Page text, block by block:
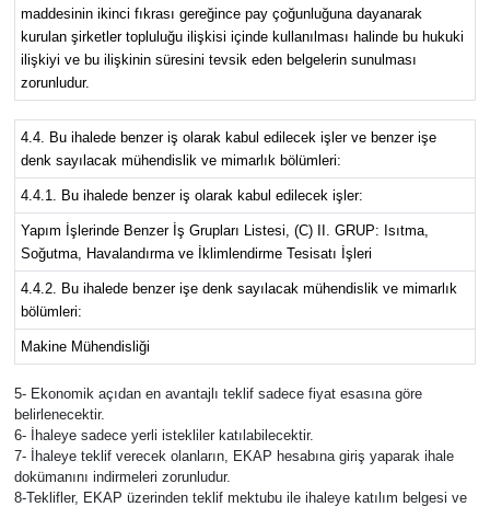
maddesinin ikinci fıkrası gereğince pay çoğunluğuna dayanarak
kurulan şirketler topluluğu ilişkisi içinde kullanılması halinde bu hukuki
ilişkiyi ve bu ilişkinin süresini tevsik eden belgelerin sunulması
zorunludur.
4.4. Bu ihalede benzer iş olarak kabul edilecek işler ve benzer işe
denk sayılacak mühendislik ve mimarlık bölümleri:
4.4.1. Bu ihalede benzer iş olarak kabul edilecek işler:
Yapım İşlerinde Benzer İş Grupları Listesi, (C) II. GRUP: Isıtma,
Soğutma, Havalandırma ve İklimlendirme Tesisatı İşleri
4.4.2. Bu ihalede benzer işe denk sayılacak mühendislik ve mimarlık
bölümleri:
Makine Mühendisliği
5- Ekonomik açıdan en avantajlı teklif sadece fiyat esasına göre
belirlenecektir.
6- İhaleye sadece yerli istekliler katılabilecektir.
7- İhaleye teklif verecek olanların, EKAP hesabına giriş yaparak ihale
dokümanını indirmeleri zorunludur.
8-Teklifler, EKAP üzerinden teklif mektubu ile ihaleye katılım belgesi ve